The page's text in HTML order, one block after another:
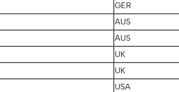
GER
AUS
AUS
UK
UK
USA